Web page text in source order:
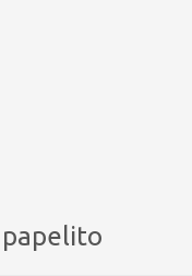
papelito